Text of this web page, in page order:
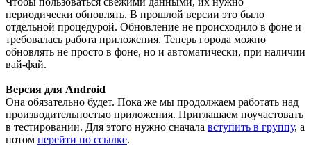
периодически обновлять. В прошлой версии это было
отдельной процедурой. Обновление не происходило в фоне и
требовалась работа приложения. Теперь города можно
обновлять не просто в фоне, но и автоматически, при наличии
вай-фай.
Версия для Android
Она обязательно будет. Пока же мы продолжаем работать над
производительностью приложения. Приглашаем поучастовать
в тестировании. Для этого нужно сначала вступить в группу, а
потом перейти по ссылке.